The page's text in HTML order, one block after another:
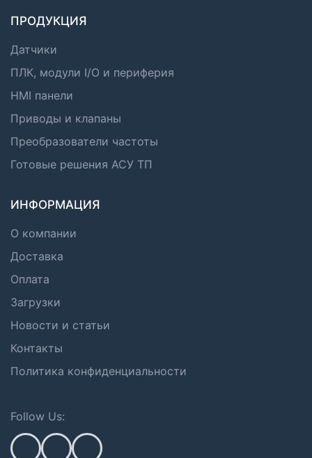
ПРОДУКЦИЯ
Датчики
ПЛК, модули I/O и периферия
HMI панели
Приводы и клапаны
Преобразователи частоты
Готовые решения АСУ ТП
ИНФОРМАЦИЯ
О компании
Доставка
Оплата
Загрузки
Новости и статьи
Контакты
Политика конфиденциальности
Follow Us: